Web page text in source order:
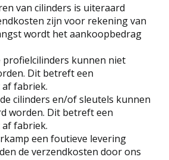
van cilinders is uiteraard
zijn voor rekening van
wordt het aankoopbedrag
profielcilinders kunnen niet
Dit betreft een
fabriek.
cilinders en/of sleutels kunnen
worden. Dit betreft een
fabriek.
een foutieve levering
de verzendkosten door ons